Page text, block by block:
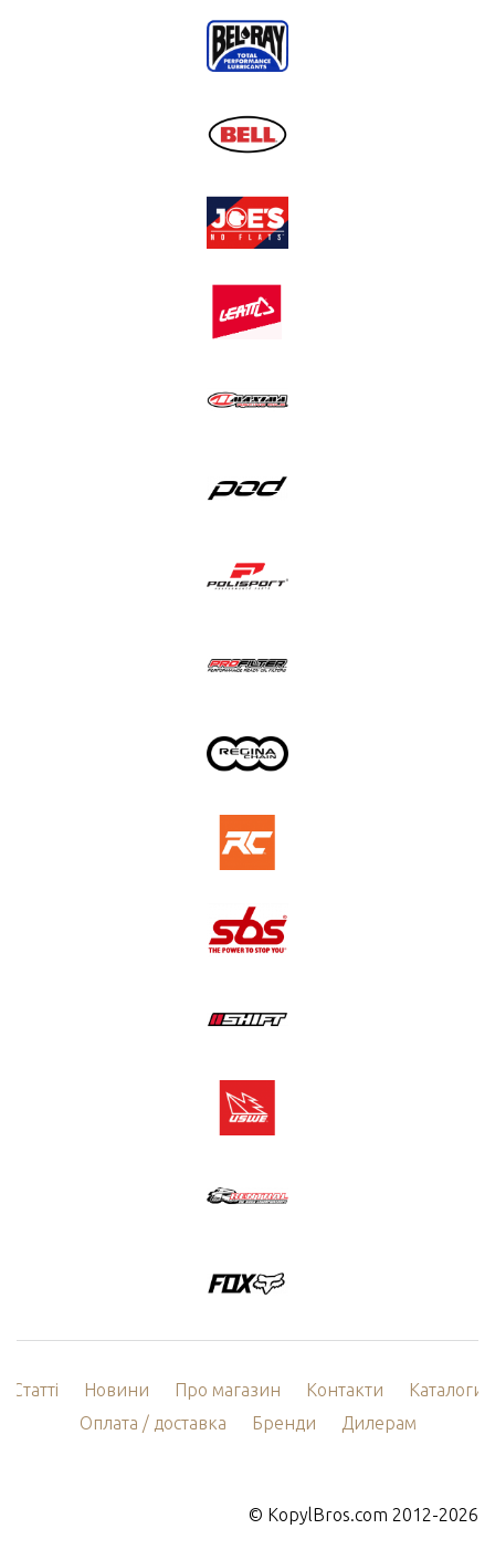
Статті Новини Про магазин Контакти
Каталоги
Оплата / доставка
Бренди Дилерам
© KopylBros.com 2012-2026